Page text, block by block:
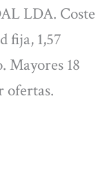
LDA. Coste
fija, 1,57
18
ofertas.